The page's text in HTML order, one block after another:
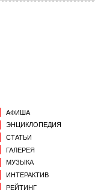
АФИША
ЭНЦИКЛОПЕДИЯ
СТАТЬИ
ГАЛЕРЕЯ
МУЗЫКА
ИНТЕРАКТИВ
РЕЙТИНГ